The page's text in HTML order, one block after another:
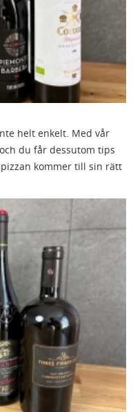
helt enkelt. Med vår
du får dessutom tips
kommer till sin rätt